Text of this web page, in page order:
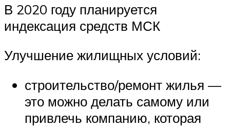
В 2020 году планируется
индексация средств МСК
Улучшение жилищных условий:
строительство/ремонт жилья —
это можно делать самому или
привлечь компанию, которая